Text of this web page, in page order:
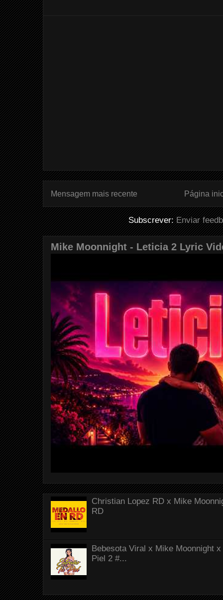
Mensagem mais recente Página
Subscrever:Enviar
Mike Moonnight - Leticia 2 Lyric
Christian Lopez RD x Mike
RD
Bebesota Viral x Mike Moonnight
Piel 2 #...